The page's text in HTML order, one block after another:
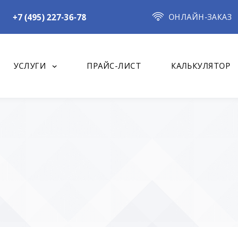
+7 (495) 227-36-78 ОНЛАЙН-ЗАКАЗ
УСЛУГИ ПРАЙС-ЛИСТ КАЛЬКУЛЯТОР